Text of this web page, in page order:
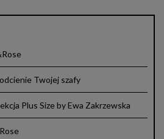
Twojej szafy
Plus Size by Ewa Zakrzewska